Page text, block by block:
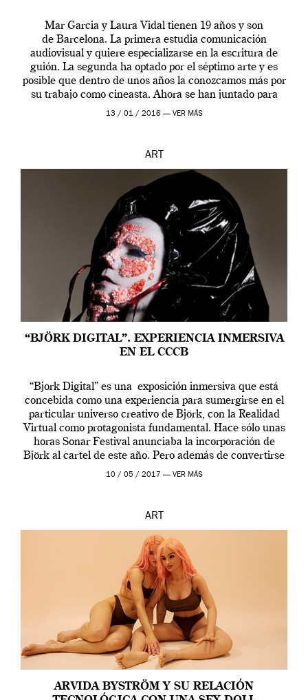
Mar Garcia y Laura Vidal tienen 19 años y son
de Barcelona. La primera estudia comunicación
audiovisual y quiere especializarse en la escritura de
guión. La segunda ha optado por el séptimo arte y es
posible que dentro de unos años la conozcamos más por
su trabajo como cineasta. Ahora se han juntado para
contarnos una […]
13 / 01 / 2016 — VER MÁS
ART
“BJÖRK DIGITAL”. EXPERIENCIA INMERSIVA
EN EL CCCB
“Bjork Digital” es una exposición inmersiva que está
concebida como una experiencia para sumergirse en el
particular universo creativo de Björk, con la Realidad
Virtual como protagonista fundamental. Hace sólo unas
horas Sonar Festival anunciaba la incorporación de
Björk al cartel de este año. Pero además de convertirse
en una de las actuaciones más relevantes […]
10 / 05 / 2017 — VER MÁS
ART
ARVIDA BYSTRÖM Y SU RELACIÓN